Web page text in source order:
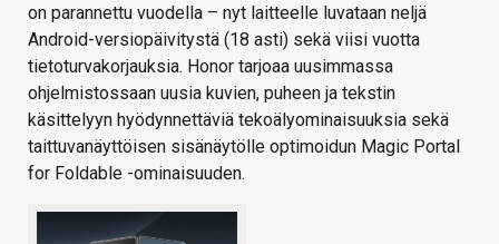
on parannettu vuodella – nyt laitteelle luvataan neljä
Android-versiopäivitystä (18 asti) sekä viisi vuotta
tietoturvakorjauksia. Honor tarjoaa uusimmassa
ohjelmistossaan uusia kuvien, puheen ja tekstin
käsittelyyn hyödynnettäviä tekoälyominaisuuksia sekä
taittuvanäyttöisen sisänäytölle optimoidun Magic Portal
for Foldable -ominaisuuden.